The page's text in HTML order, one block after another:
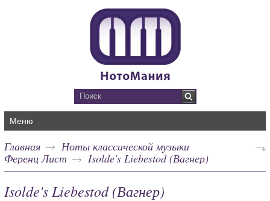
Меню
Главная
Ноты классической музыки
Ференц Лист
Isolde's Liebestod (Вагнер)
Isolde's Liebestod (Вагнер)